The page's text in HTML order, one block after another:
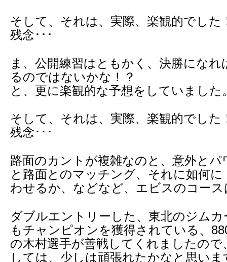
そして、それは、実際、楽観的でした
残念･･･
ま、公開練習はともかく、決勝になれ
るのではないかな！？
と、更に楽観的な予想をしていました
そして、それは、実際、楽観的でした
残念･･･
路面のカントが複雑なのと、意外とパ
と路面とのマッチング、それに如何
わせるか、などなど、エビスのコー
ダブルエントリーした、東北のジム
もチャンピオンを獲得されている、
の木村選手が善戦してくれましたの
しては、少しは頑張れたかなと思いま